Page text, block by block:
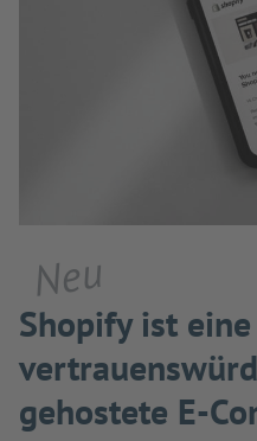
Neu
Shopify ist eine
gehostete E-